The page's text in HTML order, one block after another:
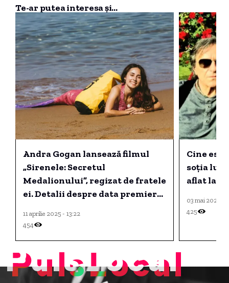
Te-ar putea interesa și...
Andra Gogan lansează filmul
„Sirenele: Secretul
Medalionului”, regizat de fratele
ei. Detalii despre data premiere
11 aprilie 2025 - 13:22
454
Cine
soția lui
aflat la a
03 mai 2025 -
425
PulsLocal